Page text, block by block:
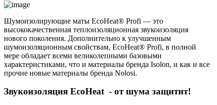
Шумоизолирующие маты EcoHeat® Profi — это
высококачественная теплоизоляционная звукоизоляция
нового поколения. Дополнительно к улучшенным
шумоизоляционным свойствам, EcoHeat® Profi, в полной
мере обладает всеми великолепными базовыми
характеристиками, что и материалы бренда Isolon, и как и все
прочие новые материалы бренда Nolosi.
Звукоизоляция EcoHeat - от шума защитит!